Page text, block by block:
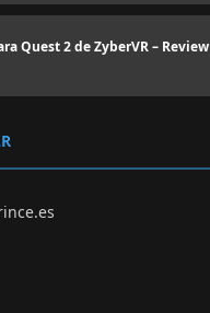
Quest 2 de ZyberVR – Review